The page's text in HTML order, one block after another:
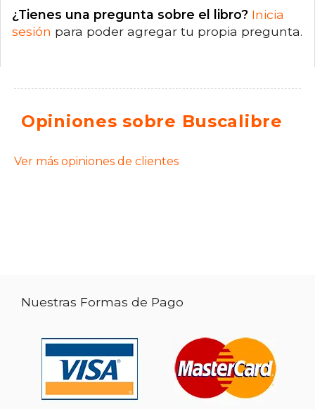
¿Tienes una pregunta sobre el libro? Inicia
sesión para poder agregar tu propia pregunta.
Opiniones sobre Buscalibre
Ver más opiniones de clientes
Nuestras Formas de Pago